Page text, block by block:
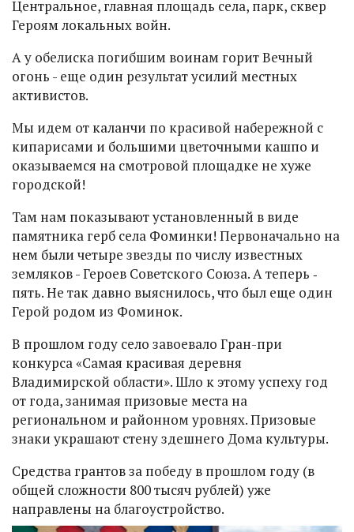
Центральное, главная площадь села, парк, сквер
Героям локальных войн.
А у обелиска погибшим воинам горит Вечный
огонь - еще один результат усилий местных
активистов.
Мы идем от каланчи по красивой набережной с
кипарисами и большими цветочными кашпо и
оказываемся на смотровой площадке не хуже
городской!
Там нам показывают установленный в виде
памятника герб села Фоминки! Первоначально на
нем были четыре звезды по числу известных
земляков - Героев Советского Союза. А теперь ‑
пять. Не так давно выяснилось, что был еще один
Герой родом из Фоминок.
В прошлом году село завоевало Гран-при
конкурса «Самая красивая деревня
Владимирской области». Шло к этому успеху год
от года, занимая призовые места на
региональном и районном уровнях. Призовые
знаки украшают стену здешнего Дома культуры.
Средства грантов за победу в прошлом году (в
общей сложности 800 тысяч рублей) уже
направлены на благоустройство.